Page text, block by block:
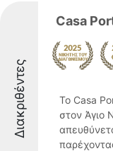
Διακριθέντες
Casa
Το Casa
στον Άγιο